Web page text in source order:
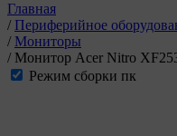
Главная
/ Периферийное
/ Мониторы
/ Монитор Acer Nitro
Режим сборки пк